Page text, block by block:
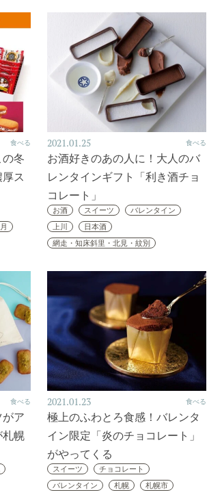
食べる
の冬
ス
2021.01.25 食べる
お酒好きのあの人に！大人のバ
レンタインギフト「利き酒チョ
コレート」
お酒 スイーツ
バレンタイン
上川
日本酒
網走・知床斜里・北見・紋別
食べる
ア
札幌
2021.01.23 食べる
極上のふわとろ食感！バレンタ
イン限定「炎のチョコレート」
がやってくる
スイーツ
チョコレート
バレンタイン
札幌 札幌市